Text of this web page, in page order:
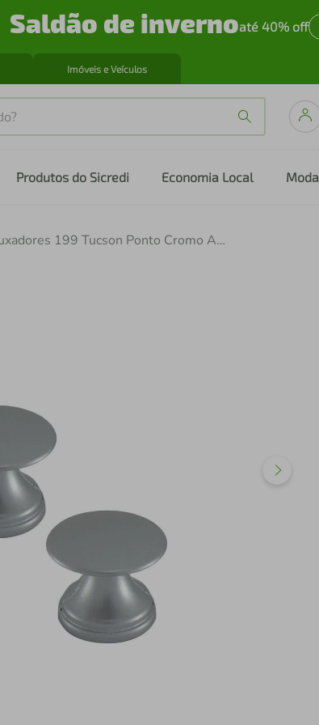
Saldão de invernoaté 40% off
Imóveis e Veículos
Produtos do Sicredi Economia Local Moda
Conjunto de 3 Puxadores 199 Tucson Ponto Cromo Acetinado Para Móveis Armários e Gavetas